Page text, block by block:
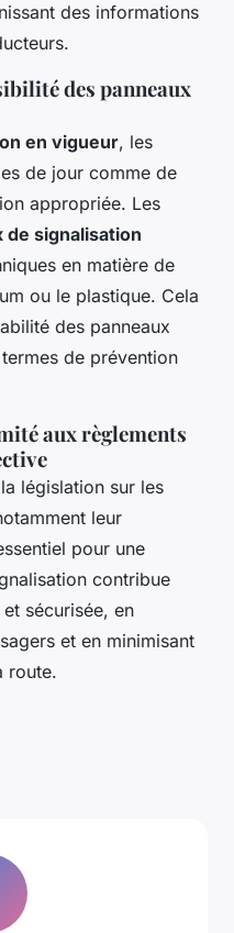
des informations
des panneaux
en vigueur, les
de jour comme de
appropriée. Les
de signalisation
en matière de
ou le plastique. Cela
des panneaux
de prévention
aux règlements
législation sur les
leur
pour une
contribue
sécurisée, en
et en minimisant
route.